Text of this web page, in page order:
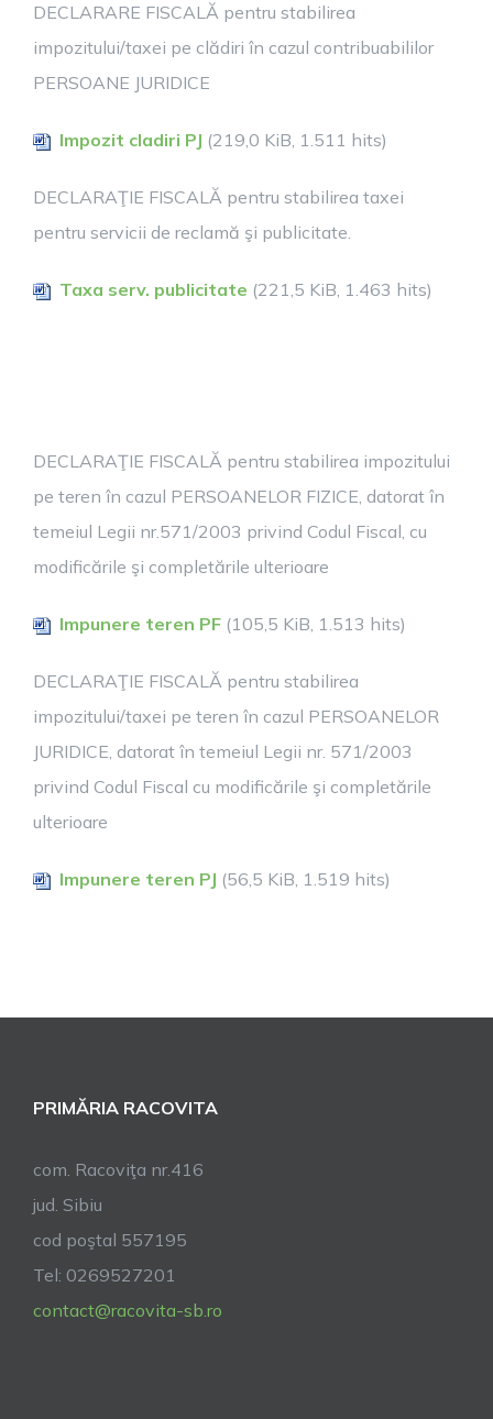
DECLARARE FISCALĂ pentru stabilirea
impozitului/taxei pe clădiri în cazul contribuabililor
PERSOANE JURIDICE
Impozit cladiri PJ (219,0 KiB, 1.511 hits)
DECLARAŢIE FISCALĂ pentru stabilirea taxei
pentru servicii de reclamă şi publicitate.
Taxa serv. publicitate (221,5 KiB, 1.463 hits)
DECLARAŢIE FISCALĂ pentru stabilirea impozitului
pe teren în cazul PERSOANELOR FIZICE, datorat în
temeiul Legii nr.571/2003 privind Codul Fiscal, cu
modificările şi completările ulterioare
Impunere teren PF (105,5 KiB, 1.513 hits)
DECLARAŢIE FISCALĂ pentru stabilirea
impozitului/taxei pe teren în cazul PERSOANELOR
JURIDICE, datorat în temeiul Legii nr. 571/2003
privind Codul Fiscal cu modificările şi completările
ulterioare
Impunere teren PJ (56,5 KiB, 1.519 hits)
PRIMĂRIA RACOVITA
com. Racoviţa nr.416
jud. Sibiu
cod poştal 557195
Tel: 0269527201
contact@racovita-sb.ro